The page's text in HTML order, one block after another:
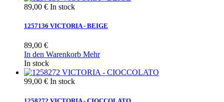
89,00 € In stock
1257136 VICTORIA - BEIGE
89,00 €
In den Warenkorb Mehr
In stock
99,00 € In stock